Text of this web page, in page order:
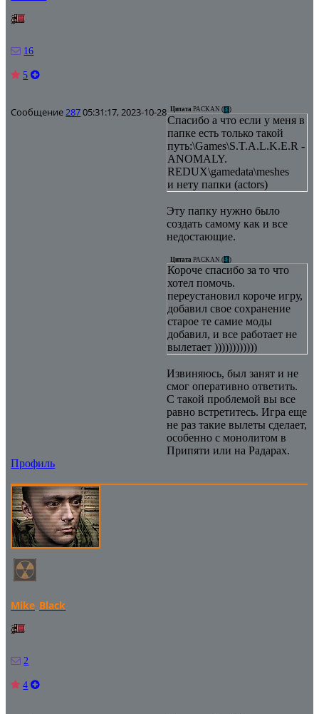
16
5
Сообщение28705:31:17, 2023-10-28 Цитата PACKAN ( )
Спасибо а что если у меня в
папке есть только такой
путь:\Games\S.T.A.L.K.E.R -
ANOMALY.
REDUX\gamedata\meshes
и нету папки (actors)
Эту папку нужно было
создать самому как и все
недостающие.
Цитата PACKAN ( )
Короче спасибо за то что
хотел помочь.
переустановил короче игру,
добавил свое сохранение
старое те самие моды
добавил, и все работает не
вылетает ))))))))))))
Извиняюсь, был занят и не
смог оперативно ответить.
С такой проблемой вы все
равно встретитесь. Игра еще
не раз такие вылеты сделает,
особенно с монолитом в
Припяти или на Радарах.
Профиль
Mike_Black
2
4